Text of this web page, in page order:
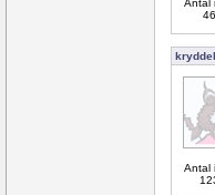
Antal
Antal